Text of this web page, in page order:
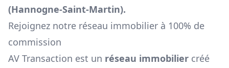
(Hannogne-Saint-Martin).
Rejoignez notre réseau immobilier à 100% de
commission
AV Transaction est un réseau immobilier créé